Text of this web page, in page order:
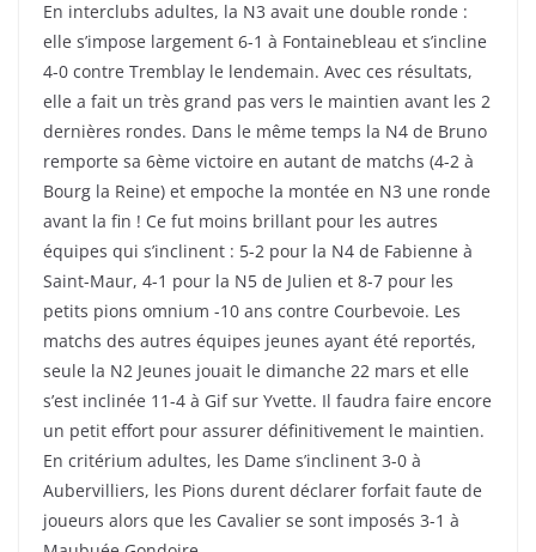
En interclubs adultes, la N3 avait une double ronde :
elle s’impose largement 6-1 à Fontainebleau et s’incline
4-0 contre Tremblay le lendemain. Avec ces résultats,
elle a fait un très grand pas vers le maintien avant les 2
dernières rondes. Dans le même temps la N4 de Bruno
remporte sa 6ème victoire en autant de matchs (4-2 à
Bourg la Reine) et empoche la montée en N3 une ronde
avant la fin ! Ce fut moins brillant pour les autres
équipes qui s’inclinent : 5-2 pour la N4 de Fabienne à
Saint-Maur, 4-1 pour la N5 de Julien et 8-7 pour les
petits pions omnium -10 ans contre Courbevoie. Les
matchs des autres équipes jeunes ayant été reportés,
seule la N2 Jeunes jouait le dimanche 22 mars et elle
s’est inclinée 11-4 à Gif sur Yvette. Il faudra faire encore
un petit effort pour assurer définitivement le maintien.
En critérium adultes, les Dame s’inclinent 3-0 à
Aubervilliers, les Pions durent déclarer forfait faute de
joueurs alors que les Cavalier se sont imposés 3-1 à